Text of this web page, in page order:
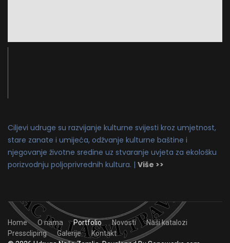
Ciljevi udruge su razvijanje kulturne svijesti kroz umjetnost,
stare zanate i umijeća, odžvanje kulturne baštine i
njegovanje životne sredine uz stvaranje uvjeta za ekološku
porizvodnju poljoprivrednih kultura. | Više >>
Home O nama Portfolio Novosti
Naši katalozi
Presscliping
Galerije
Kontakt